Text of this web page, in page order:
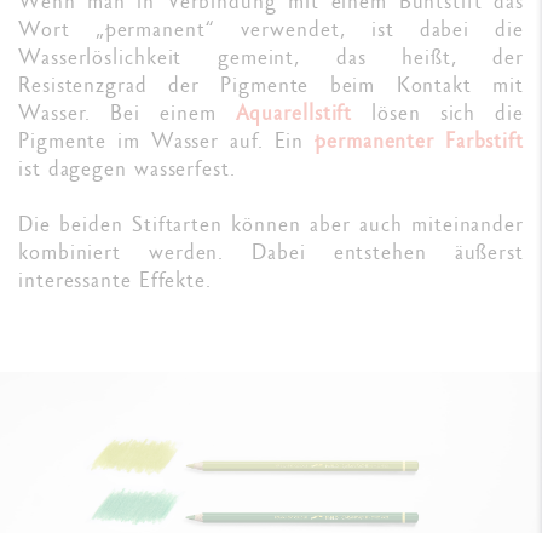
Wort „permanent“ verwendet, ist dabei die
Wasserlöslichkeit gemeint, das heißt, der
Resistenzgrad der Pigmente beim Kontakt mit
Wasser. Bei einem Aquarellstift lösen sich die
Pigmente im Wasser auf. Einpermanenter Farbstift
ist dagegen wasserfest.
Die beiden Stiftarten können aber auch miteinander
kombiniert werden. Dabei entstehen äußerst
interessante Effekte.